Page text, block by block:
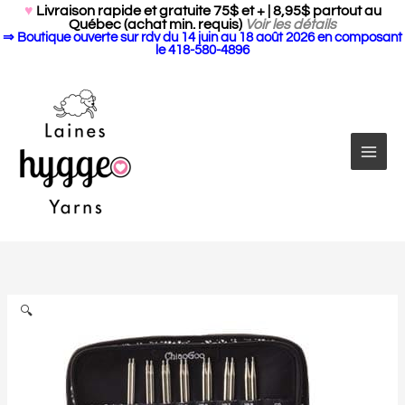
Search
for:
♥ Livraison rapide et gratuite 75$ et + | 8,95$ partout au
Québec (achat min. requis) Voir les détails
⇒ Boutique ouverte sur rdv du 14 juin au 18 août 2026 en composant
le 418-580-4896
🔍
239.00$
d'aiguilles
ChiaoGoo